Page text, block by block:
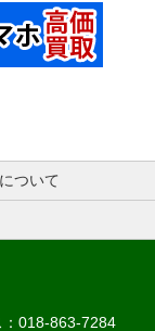
ついて
018-863-7284